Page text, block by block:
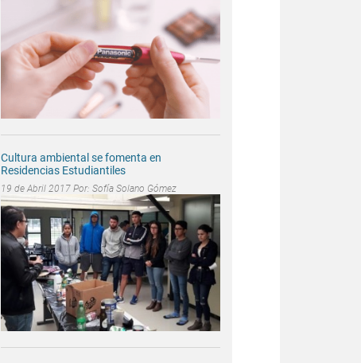
Cultura ambiental se fomenta en
Residencias Estudiantiles
19 de Abril 2017 Por: Sofía Solano Gómez